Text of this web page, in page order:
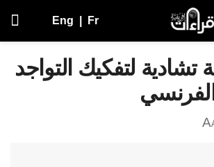
Eng Fr
تشادية لتفكيك التواجد
A